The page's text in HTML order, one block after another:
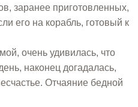
заранее приготовленных,
его на корабль, готовый к
очень удивилась, что
наконец догадалась,
Отчаяние бедной